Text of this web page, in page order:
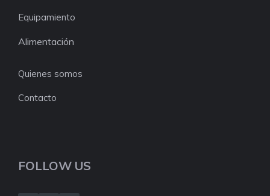
Equipamiento
Alimentación
Quienes somos
Contacto
FOLLOW US